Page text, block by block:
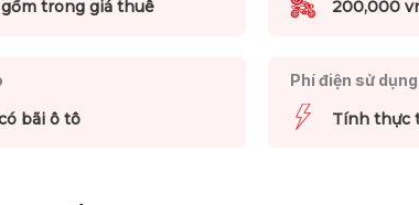
trong giá thuê 200,000
bãi ô tô
Phí điện sử dụng
Tính thực